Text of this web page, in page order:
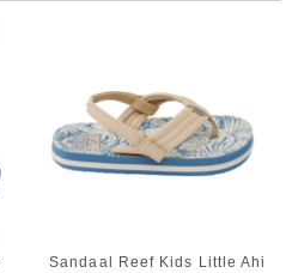
Sandaal Reef Kids Little Ahi